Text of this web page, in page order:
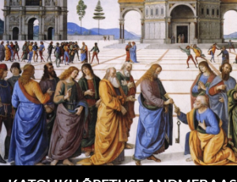
Liigu
sisu
juurde